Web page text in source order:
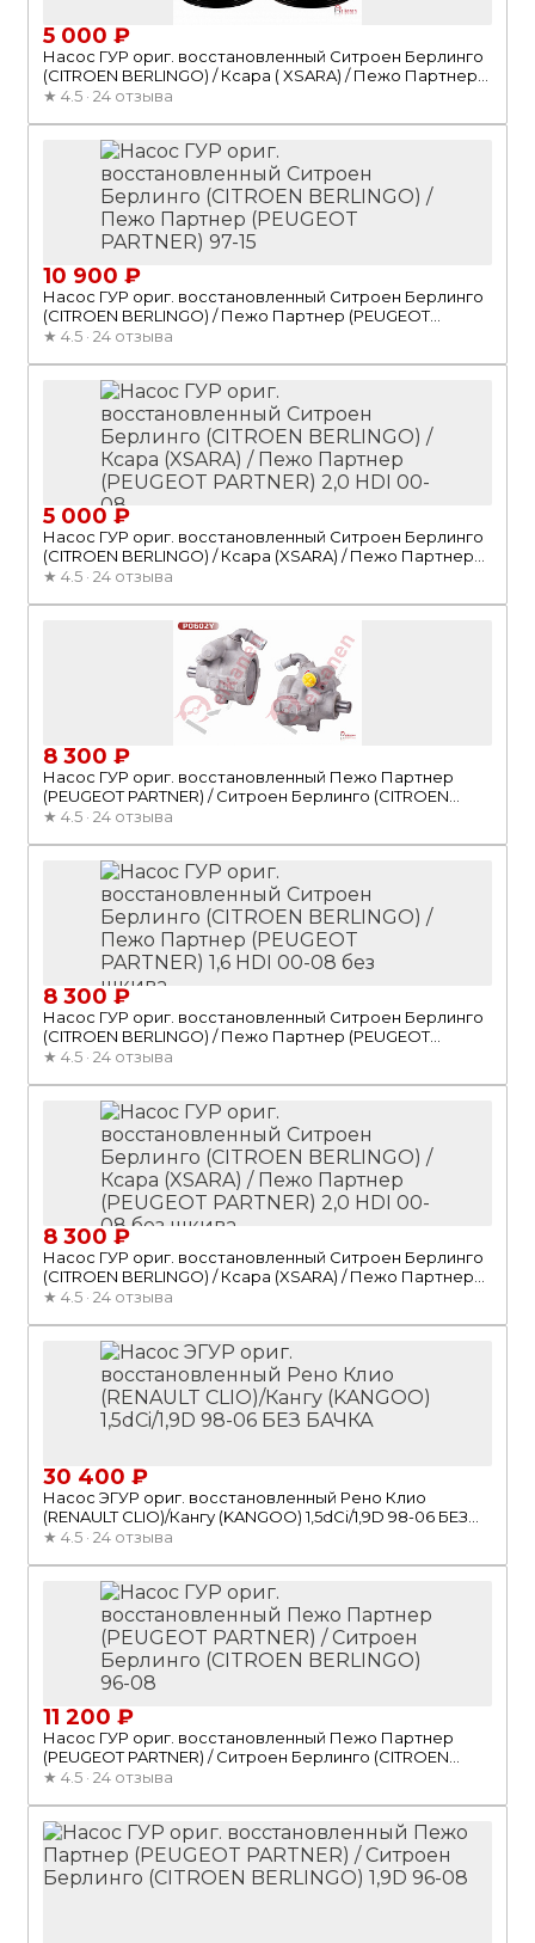
5 000 ₽
Насос ГУР ориг. восстановленный Ситроен Берлинго
(CITROEN BERLINGO) / Ксара ( XSARA) / Пежо Партнер
(PEUGEOT PARTNER) 97-06 SAGINAW без бачка
★ 4.5 · 24 отзыва
10 900 ₽
Насос ГУР ориг. восстановленный Ситроен Берлинго
(CITROEN BERLINGO) / Пежо Партнер (PEUGEOT
PARTNER) 97-15
★ 4.5 · 24 отзыва
5 000 ₽
Насос ГУР ориг. восстановленный Ситроен Берлинго
(CITROEN BERLINGO) / Ксара (XSARA) / Пежо Партнер
(PEUGEOT PARTNER) 2,0 HDI 00-08
★ 4.5 · 24 отзыва
8 300 ₽
Насос ГУР ориг. восстановленный Пежо Партнер
(PEUGEOT PARTNER) / Ситроен Берлинго (CITROEN
BERLINGO) 96-08 без шкива
★ 4.5 · 24 отзыва
8 300 ₽
Насос ГУР ориг. восстановленный Ситроен Берлинго
(CITROEN BERLINGO) / Пежо Партнер (PEUGEOT
PARTNER) 1,6 HDI 00-08 без шкива
★ 4.5 · 24 отзыва
8 300 ₽
Насос ГУР ориг. восстановленный Ситроен Берлинго
(CITROEN BERLINGO) / Ксара (XSARA) / Пежо Партнер
(PEUGEOT PARTNER) 2,0 HDI 00-08 без шкива
★ 4.5 · 24 отзыва
30 400 ₽
Насос ЭГУР ориг. восстановленный Рено Клио
(RENAULT CLIO)/Кангу (KANGOO) 1,5dCi/1,9D 98-06 БЕЗ
БАЧКА
★ 4.5 · 24 отзыва
11 200 ₽
Насос ГУР ориг. восстановленный Пежо Партнер
(PEUGEOT PARTNER) / Ситроен Берлинго (CITROEN
BERLINGO) 96-08
★ 4.5 · 24 отзыва